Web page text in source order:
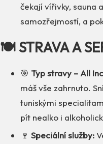
čekají vířivky, sauna
samozřejmostí, a
🍽️ STRAVA A
🎯 Typ stravy – All
máš vše zahrnuto.
tuniskými
pít nealko i
🍷 Speciální služby: